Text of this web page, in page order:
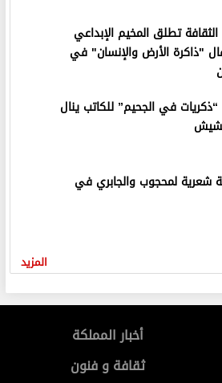
الثقافة تطلق المخيم الإبداعي
"ذاكرة الأرض والإنسان" في
“ذكريات في الجحيم” للكاتب ينال
شعرية لمحجوب والجابري في
المزيد
أخبار المملكة
ثقافة و فنون